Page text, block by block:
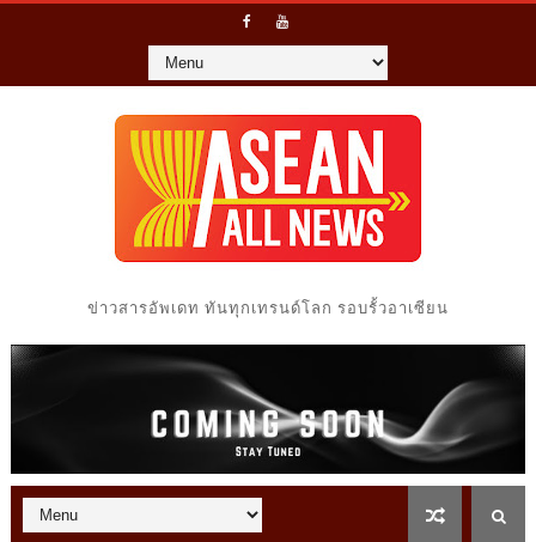
ข่าวสารอัพเดท ทันทุกเทรนด์โลก รอบรั้วอาเซียน